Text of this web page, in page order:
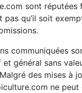
sont réputées
pas qu’il soit
communiquées
général sans
des mises à
ne peut